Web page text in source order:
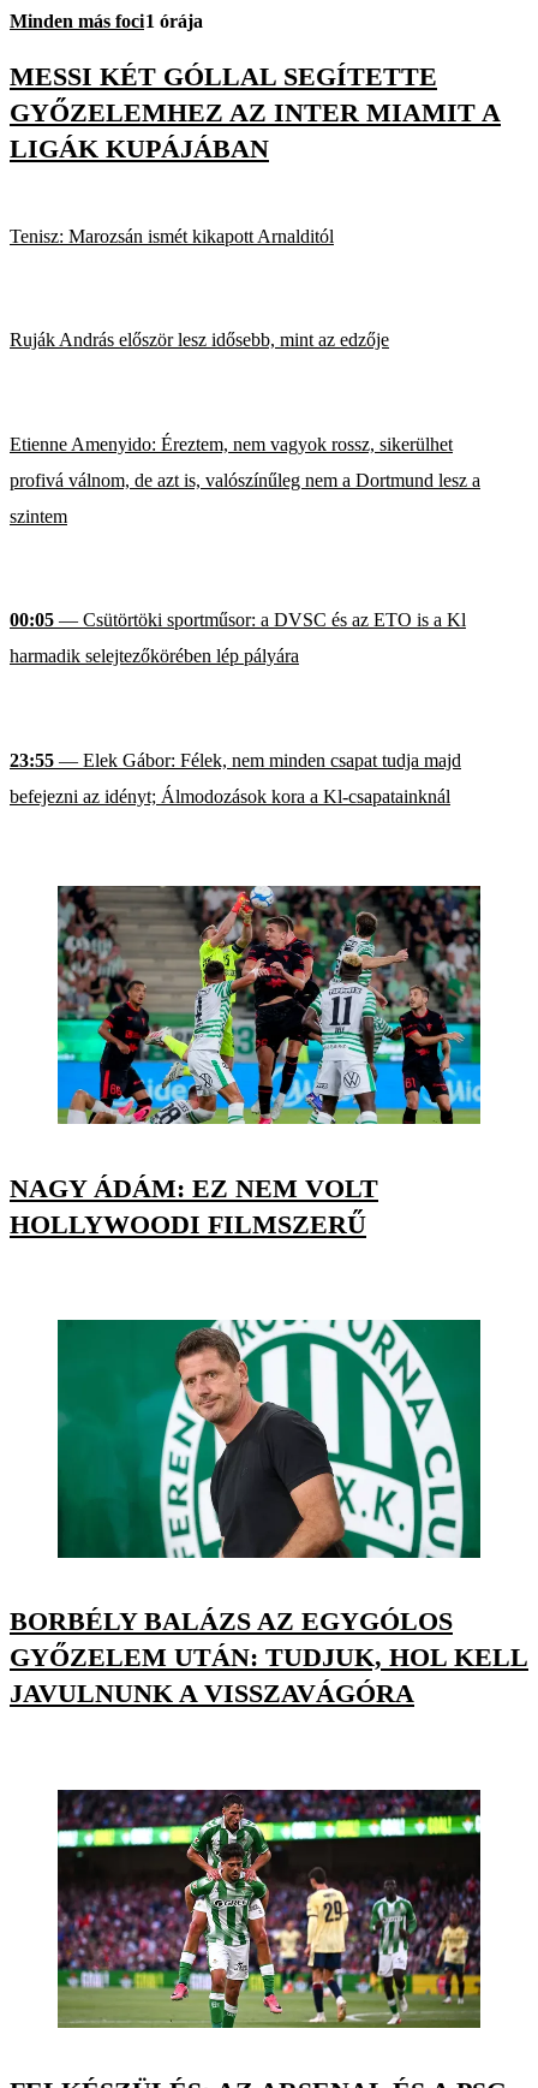
Minden más foci1 órája
MESSI KÉT GÓLLAL SEGÍTETTE
GYŐZELEMHEZ AZ INTER MIAMIT A
LIGÁK KUPÁJÁBAN
Tenisz: Marozsán ismét kikapott Arnalditól
Ruják András először lesz idősebb, mint az edzője
Etienne Amenyido: Éreztem, nem vagyok rossz, sikerülhet
profivá válnom, de azt is, valószínűleg nem a Dortmund lesz a
szintem
00:05 — Csütörtöki sportműsor: a DVSC és az ETO is a Kl
harmadik selejtezőkörében lép pályára
23:55 — Elek Gábor: Félek, nem minden csapat tudja majd
befejezni az idényt; Álmodozások kora a Kl-csapatainknál
NAGY ÁDÁM: EZ NEM VOLT
HOLLYWOODI FILMSZERŰ
BORBÉLY BALÁZS AZ EGYGÓLOS
GYŐZELEM UTÁN: TUDJUK, HOL KELL
JAVULNUNK A VISSZAVÁGÓRA